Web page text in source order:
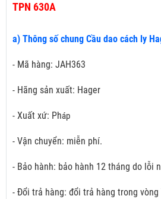
TPN 630A
a) Thông số chung Cầu dao cách ly
- Mã hàng: JAH363
- Hãng sản xuất: Hager
- Xuất xứ: Pháp
- Vận chuyển: miễn phí.
- Bảo hành: bảo hành 12 tháng do lỗi
- Đổi trả hàng: đổi trả hàng trong